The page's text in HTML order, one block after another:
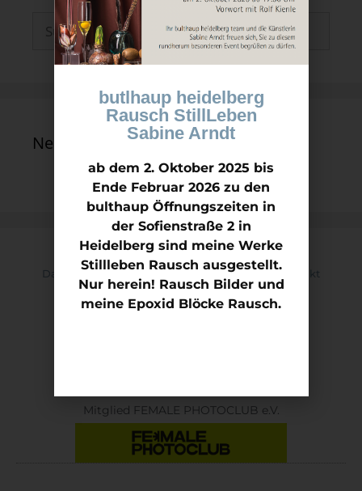
Neueste Kommentare
Datenschutz Impressum Kontakt
Mitglied Kunstverein KON.NEX ART e.V
Mitglied FEMALE PHOTOCLUB e.V.
butlhaup heidelberg
Rausch StillLeben
Sabine Arndt
ab dem 2. Oktober 2025 bis
Ende Februar 2026 zu den
bulthaup Öffnungszeiten in
der Sofienstraße 2 in
Heidelberg sind meine Werke
Stillleben Rausch ausgestellt.
Nur herein! Rausch Bilder und
meine Epoxid Blöcke Rausch.